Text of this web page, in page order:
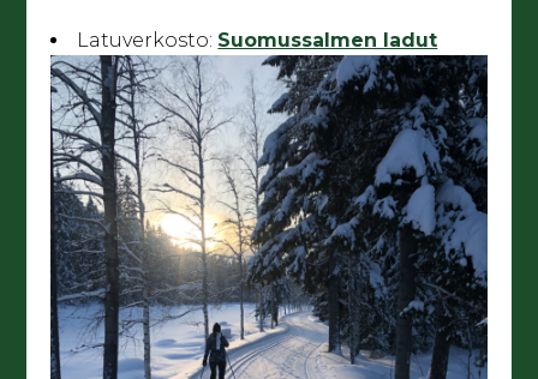
Latuverkosto: Suomussalmen ladut